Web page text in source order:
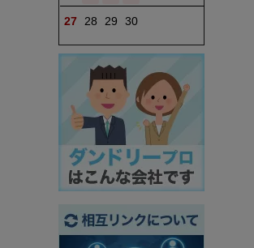
27 28 29 30